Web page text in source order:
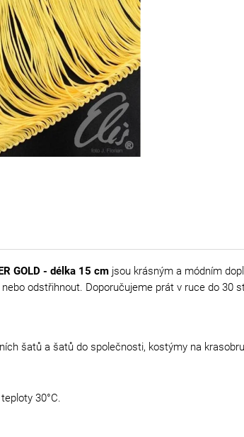
GOLD - délka 15 cm jsou krásným a módním
odstřihnout. Doporučujeme prát v ruce do 30
šatů a šatů do společnosti, kostýmy na
30°C.
AB
299 Kč